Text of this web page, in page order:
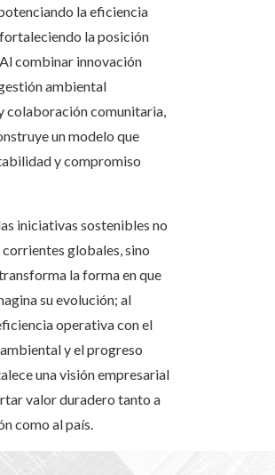
la eficiencia
la posición
combinar innovación
ambiental
colaboración comunitaria,
un modelo que
y compromiso
iniciativas sostenibles no
corrientes globales, sino
la forma en que
su evolución; al
operativa con el
y el progreso
una visión empresarial
valor duradero tanto a
como al país.